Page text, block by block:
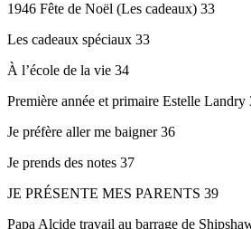
1946 Fête de Noël (Les cadeaux) 33
Les cadeaux spéciaux 33
À l’école de la vie 34
Première année et primaire Estelle Landry
Je préfère aller me baigner 36
Je prends des notes 37
JE PRÉSENTE MES PARENTS 39
Papa Alcide travail au barrage de